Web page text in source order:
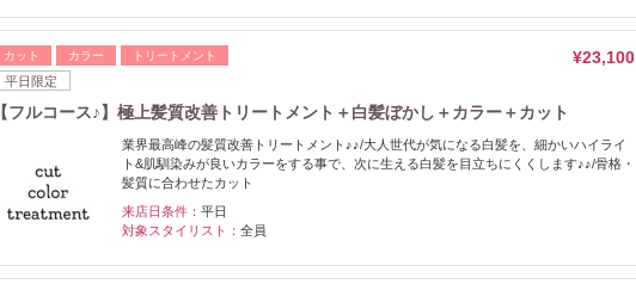
カット カラー トリートメント
平日限定
¥23,100
【フルコース♪】極上髪質改善トリートメント＋白髪ぼかし＋カラー＋カット
業界最高峰の髪質改善トリートメント♪♪/大人世代が気になる白髪を、細かいハイライ
ト&肌馴染みが良いカラーをする事で、次に生える白髪を目立ちにくくします♪♪/骨格・
髪質に合わせたカット
来店日条件： 平日
対象スタイリスト： 全員